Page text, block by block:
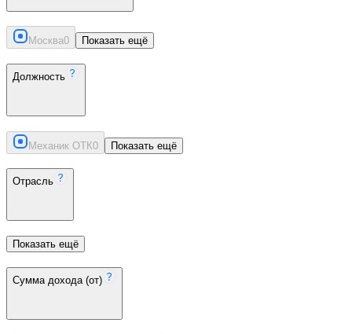
Москва0 Показать ещё
Должность
Механик ОТК0 Показать ещё
Отрасль
Показать ещё
Сумма дохода (от)